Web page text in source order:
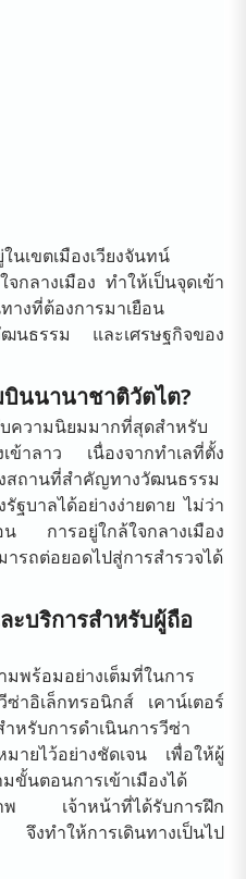
เขตเมืองเวียงจันทน์
กลางเมือง ทำให้เป็นจุดเข้า
างที่ต้องการมาเยือน
นธรรม และเศรษฐกิจของ
บินนานาชาติวัตไต?
บความนิยมมากที่สุดสำหรับ
เข้าลาว เนื่องจากทำเลที่ตั้ง
สถานที่สำคัญทางวัฒนธรรม
บาลได้อย่างง่ายดาย ไม่ว่า
น การอยู่ใกล้ใจกลางเมือง
รถต่อยอดไปสู่การสำรวจได้
ะบริการสำหรับผู้ถือ
พร้อมอย่างเต็มที่ในการ
ซ่าอิเล็กทรอนิกส์ เคาน์เตอร์
หรับการดำเนินการวีซ่า
มายไว้อย่างชัดเจน เพื่อให้ผู้
ขั้นตอนการเข้าเมืองได้
าพ เจ้าหน้าที่ได้รับการฝึก
งทำให้การเดินทางเป็นไป